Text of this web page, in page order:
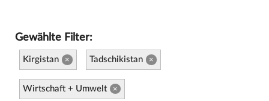
Gewählte Filter:
Kirgistan × Tadschikistan ×
Wirtschaft + Umwelt ×